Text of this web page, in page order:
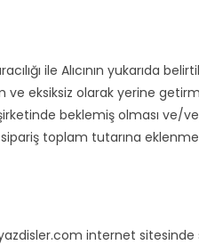
ile Alıcının yukarıda
ve eksiksiz olarak yerine
beklemiş olması ve/
sipariş toplam tutarına
internet